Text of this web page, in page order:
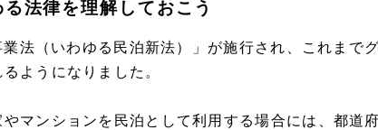
法律を理解しておこう
法（いわゆる民泊新法）」が施行され、これまで
ようになりました。
マンションを民泊として利用する場合には、都道